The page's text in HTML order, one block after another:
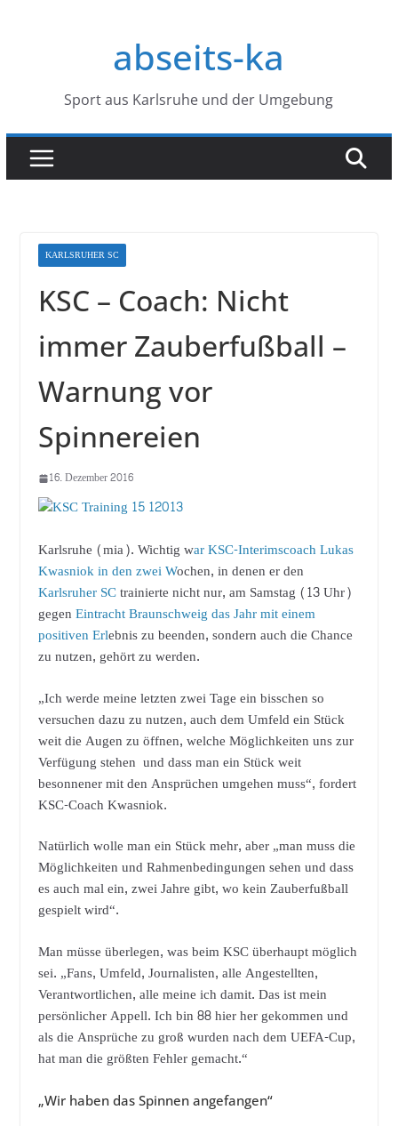
abseits-ka
Sport aus Karlsruhe und der Umgebung
KARLSRUHER SC
KSC – Coach: Nicht
immer Zauberfußball –
Warnung vor
Spinnereien
16. Dezember 2016
Karlsruhe (mia). Wichtig war KSC-Interimscoach Lukas
Kwasniok in den zwei Wochen, in denen er den
Karlsruher SCtrainierte nicht nur, am Samstag (13 Uhr)
gegenEintracht Braunschweig das Jahr mit einem
positiven Erlebnis zu beenden, sondern auch die Chance
zu nutzen, gehört zu werden.
„Ich werde meine letzten zwei Tage ein bisschen so
versuchen dazu zu nutzen, auch dem Umfeld ein Stück
weit die Augen zu öffnen, welche Möglichkeiten uns zur
Verfügung stehen und dass man ein Stück weit
besonnener mit den Ansprüchen umgehen muss“, fordert
KSC-Coach Kwasniok.
Natürlich wolle man ein Stück mehr, aber „man muss die
Möglichkeiten und Rahmenbedingungen sehen und dass
es auch mal ein, zwei Jahre gibt, wo kein Zauberfußball
gespielt wird“.
Man müsse überlegen, was beim KSC überhaupt möglich
sei. „Fans, Umfeld, Journalisten, alle Angestellten,
Verantwortlichen, alle meine ich damit. Das ist mein
persönlicher Appell. Ich bin 88 hier her gekommen und
als die Ansprüche zu groß wurden nach dem UEFA-Cup,
hat man die größten Fehler gemacht.“
„Wir haben das Spinnen angefangen“